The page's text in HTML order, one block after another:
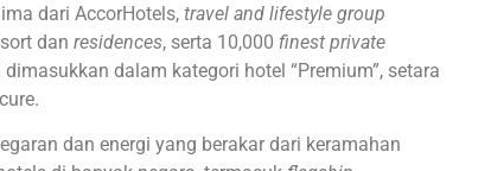
dari AccorHotels, travel and lifestyle group
dan residences, serta 10,000 finest private
dalam kategori hotel “Premium”, setara
dan energi yang berakar dari keramahan